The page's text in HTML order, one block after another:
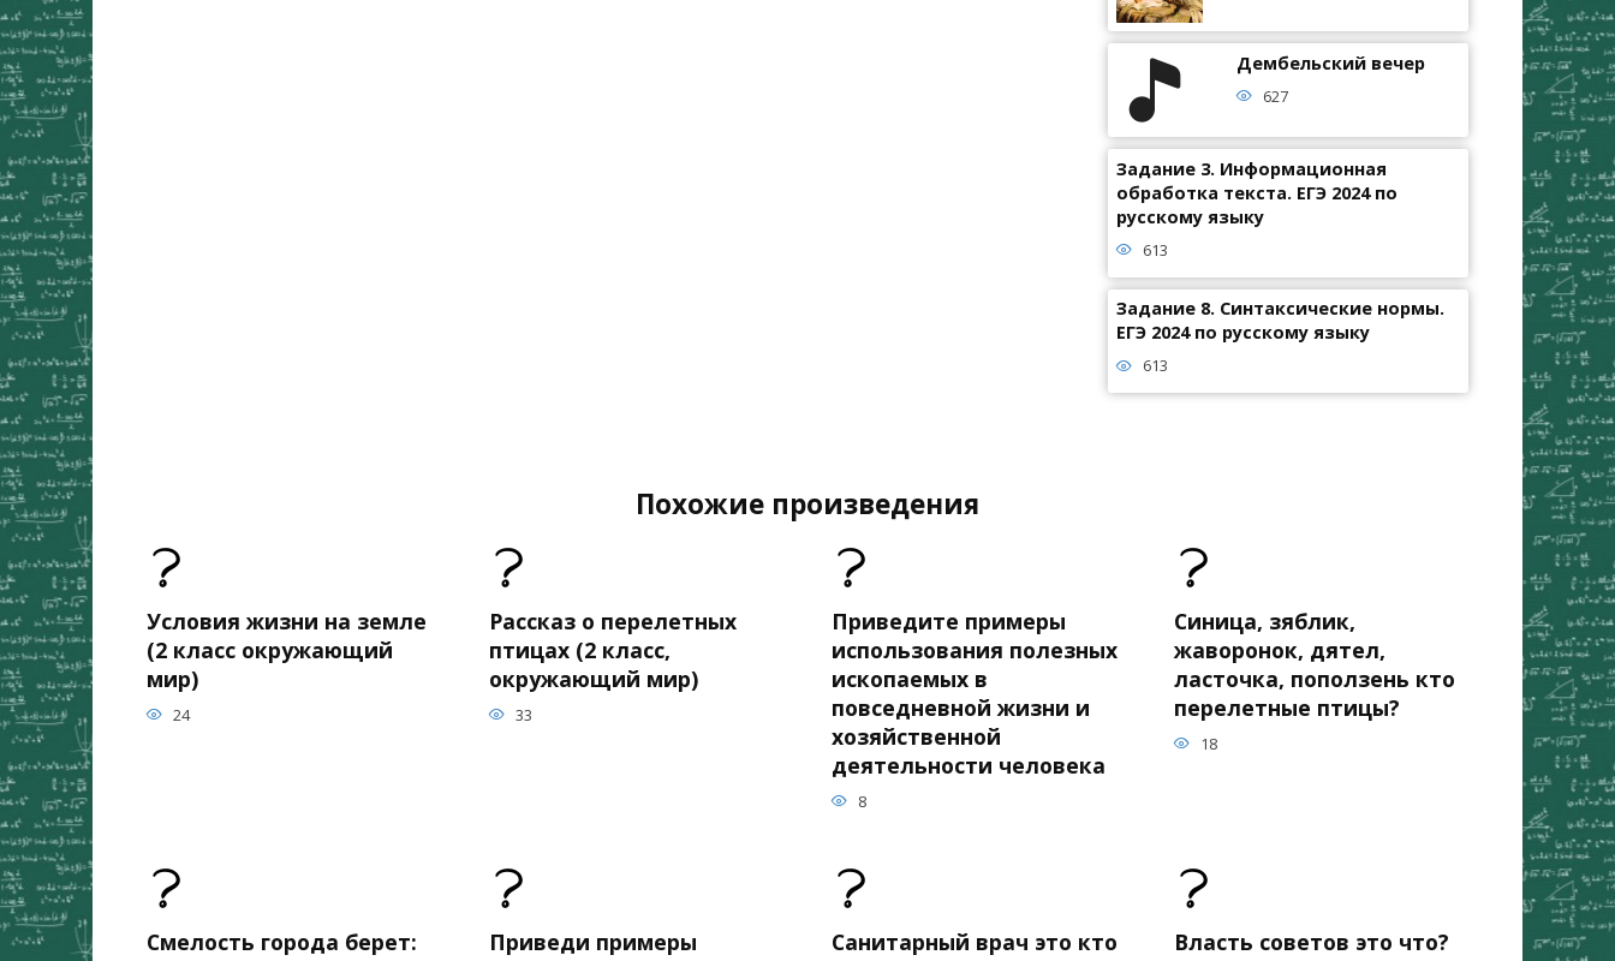
Дембельский вечер
627
Задание 3. Информационная
обработка текста. ЕГЭ 2024 по
русскому языку
613
Задание 8. Синтаксические нормы.
ЕГЭ 2024 по русскому языку
613
Похожие произведения
Условия жизни на земле
(2 класс окружающий
мир)
24
Рассказ о перелетных
птицах (2 класс,
окружающий мир)
33
Приведите примеры
использования полезных
ископаемых в
повседневной жизни и
хозяйственной
деятельности человека
8
Синица, зяблик,
жаворонок, дятел,
ласточка, поползень кто
перелетные птицы?
18
Смелость города берет:
Приведи примеры
Санитарный врач это кто
Власть советов это что?